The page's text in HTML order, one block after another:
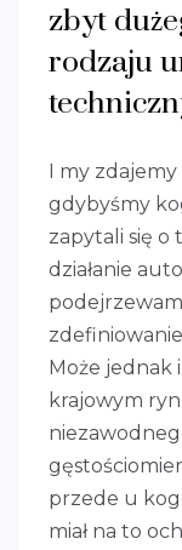
zbyt
rodzaju
I my
gdybyśmy
zapytali się o
działanie
Może jednak
krajowym
przede u
miał na to